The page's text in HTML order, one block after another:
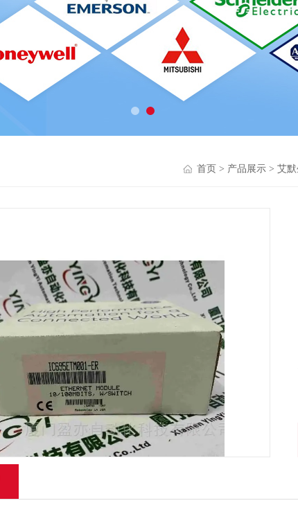
首页 > 产品展示 > 艾